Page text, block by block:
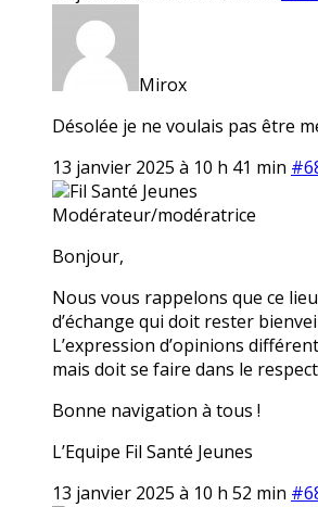
Mirox
Désolée je ne voulais pas être
13 janvier 2025 à 10 h 41 min
Fil Santé Jeunes
Modérateur/modératrice
Bonjour,
Nous vous rappelons que ce
d’échange qui doit rester
L’expression d’opinions
mais doit se faire dans le
Bonne navigation à tous !
L’Equipe Fil Santé Jeunes
13 janvier 2025 à 10 h 52 min